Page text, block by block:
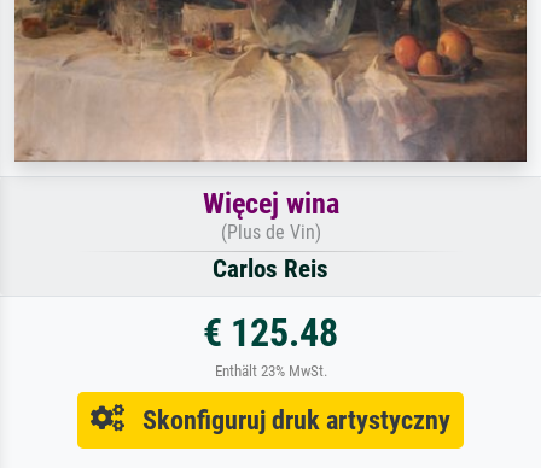
Więcej wina
(Plus de Vin)
Carlos Reis
€ 125.48
Enthält 23% MwSt.
Skonfiguruj druk artystyczny